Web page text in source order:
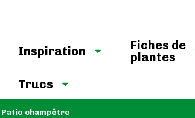
Inspiration
Fiches de
plantes
Trucs
Patio champêtre